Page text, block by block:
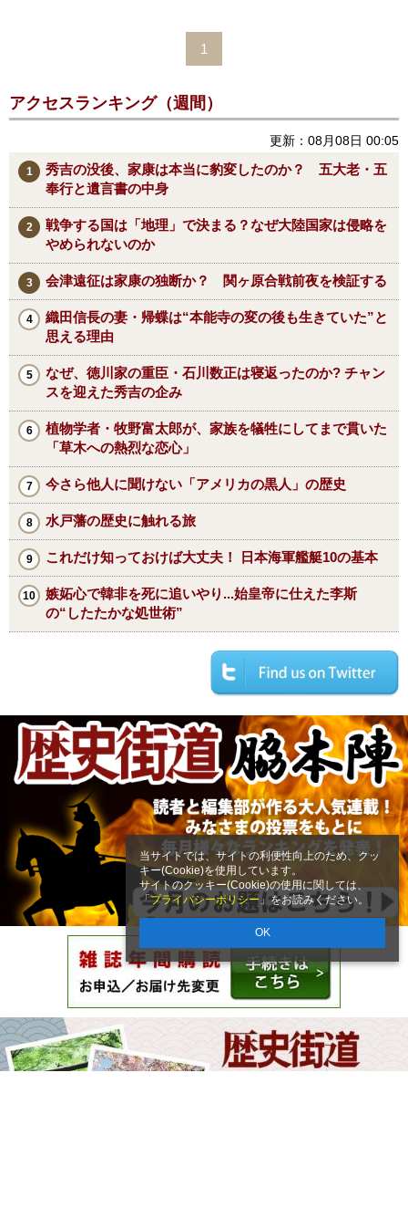
当サイトでは、サイトの利便性向上のため、クッ
キー(Cookie)を使用しています。
サイトのクッキー(Cookie)の使用に関しては、
「プライバシーポリシー 」をお読みください。
OK
1
アクセスランキング（週間）
更新：08月08日 00:05
秀吉の没後、家康は本当に豹変したのか？ 五大老・五
奉行と遺言書の中身
戦争する国は「地理」で決まる？なぜ大陸国家は侵略を
やめられないのか
会津遠征は家康の独断か？ 関ヶ原合戦前夜を検証する
織田信長の妻・帰蝶は“本能寺の変の後も生きていた”と
思える理由
なぜ、徳川家の重臣・石川数正は寝返ったのか? チャン
スを迎えた秀吉の企み
植物学者・牧野富太郎が、家族を犠牲にしてまで貫いた
「草木への熱烈な恋心」
今さら他人に聞けない「アメリカの黒人」の歴史
水戸藩の歴史に触れる旅
これだけ知っておけば大丈夫！ 日本海軍艦艇10の基本
嫉妬心で韓非を死に追いやり...始皇帝に仕えた李斯
の“したたかな処世術”